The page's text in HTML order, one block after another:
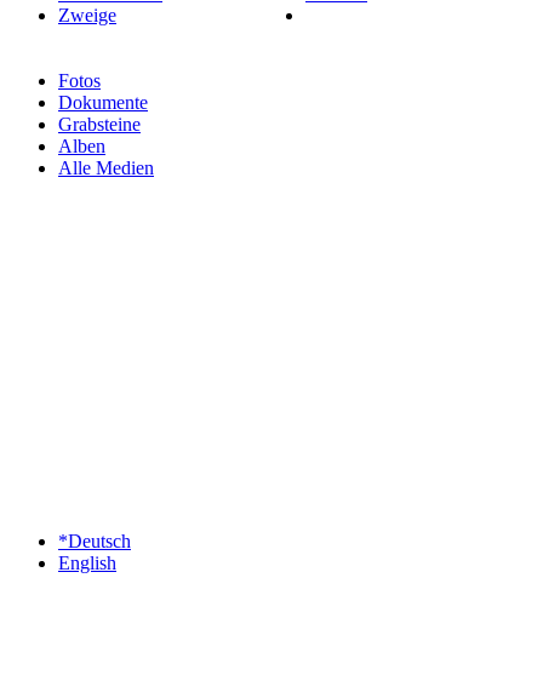
Fotos
Dokumente
Grabsteine
Alben
Alle Medien
Zweige
*Deutsch
English